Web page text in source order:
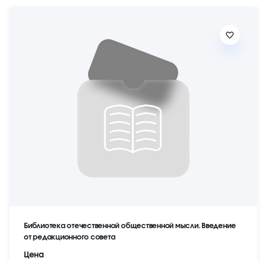
Библиотека отечественной общественной мысли. Введение
от редакционного совета
Цена